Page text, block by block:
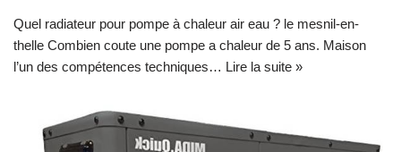
Quel radiateur pour pompe à chaleur air eau ? le mesnil-en-
thelle Combien coute une pompe a chaleur de 5 ans. Maison
l’un des compétences techniques… Lire la suite »